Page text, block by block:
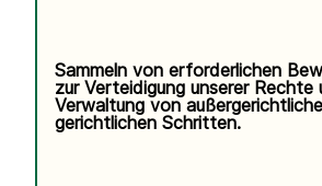
Sammeln von erforderlichen
zur Verteidigung unserer Rechte
Verwaltung von
gerichtlichen Schritten.